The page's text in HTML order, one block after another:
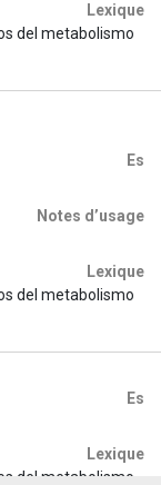
Lexique
del metabolismo
Es
Notes d’usage
Lexique
del metabolismo
Es
Lexique
del metabolismo